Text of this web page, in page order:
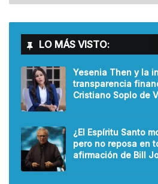
LO MÁS VISTO:
Yesenia Then y la
transparencia
Cristiano Soplo de
¿El Espíritu Santo
pero no reposa en
afirmación de Bill